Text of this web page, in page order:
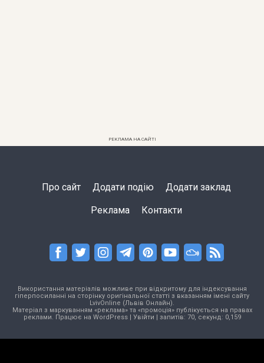
РЕКЛАМА НА САЙТІ
Про сайт Додати подію Додати заклад
Реклама Контакти
Використання матеріалів можливе при відкритому для індексування
гіперпосиланні на сторінку оригінальної статті з вказанням імені сайту
LvivOnline (Львів Онлайн).
Матеріал з маркуванням «реклама» та «промоція» публікується на правах
реклами. Працює на WordPress| Увійти | запитів: 70, секунд: 0,159